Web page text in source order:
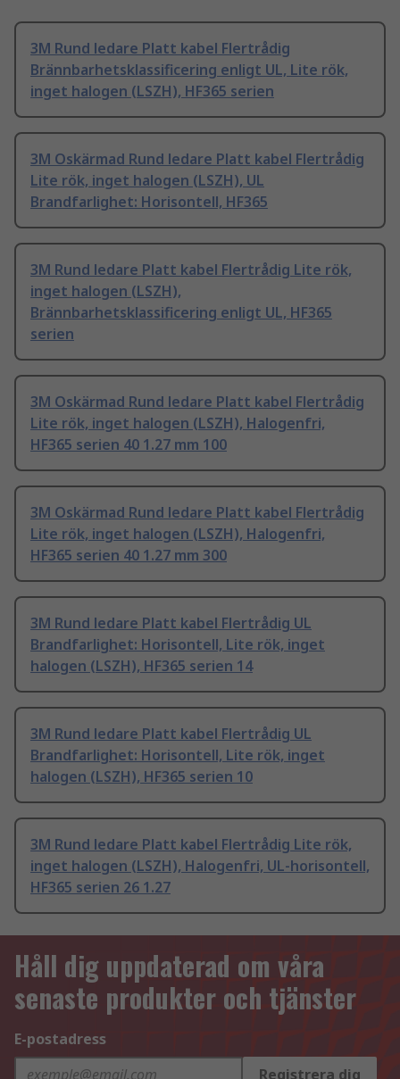
3M Rund ledare Platt kabel Flertrådig
Brännbarhetsklassificering enligt UL, Lite rök,
inget halogen (LSZH), HF365 serien
3M Oskärmad Rund ledare Platt kabel Flertrådig
Lite rök, inget halogen (LSZH), UL
Brandfarlighet: Horisontell, HF365
3M Rund ledare Platt kabel Flertrådig Lite rök,
inget halogen (LSZH),
Brännbarhetsklassificering enligt UL, HF365
serien
3M Oskärmad Rund ledare Platt kabel Flertrådig
Lite rök, inget halogen (LSZH), Halogenfri,
HF365 serien 40 1.27 mm 100
3M Oskärmad Rund ledare Platt kabel Flertrådig
Lite rök, inget halogen (LSZH), Halogenfri,
HF365 serien 40 1.27 mm 300
3M Rund ledare Platt kabel Flertrådig UL
Brandfarlighet: Horisontell, Lite rök, inget
halogen (LSZH), HF365 serien 14
3M Rund ledare Platt kabel Flertrådig UL
Brandfarlighet: Horisontell, Lite rök, inget
halogen (LSZH), HF365 serien 10
3M Rund ledare Platt kabel Flertrådig Lite rök,
inget halogen (LSZH), Halogenfri, UL-horisontell,
HF365 serien 26 1.27
Håll dig uppdaterad om våra
senaste produkter och tjänster
E-postadress
Registrera dig